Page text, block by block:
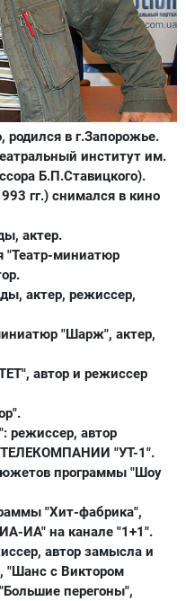
родился в г.Запорожье.
институт им.
Б.П.Ставицкого).
гг.) снимался в кино
актер.
"Театр-миниатюр
актер, режиссер,
"Шарж", актер,
автор и режиссер
режиссер, автор
"УТ-1".
программы "Шоу
"Хит-фабрика",
ИА" на канале "1+1".
автор замысла и
"Шанс с Виктором
перегоны",